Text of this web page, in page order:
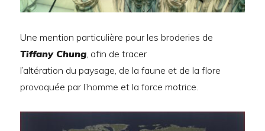
Une mention particulière pour les broderies de
Tiffany Chung , afin de tracer
l’altération du paysage, de la faune et de la flore
provoquée par l’homme et la force motrice.